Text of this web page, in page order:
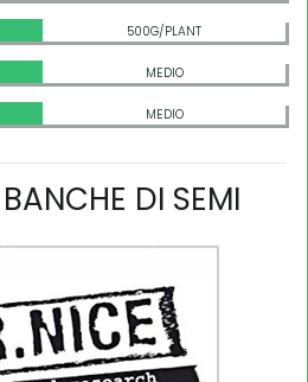
500G/PLANT
MEDIO
MEDIO
DI SEMI